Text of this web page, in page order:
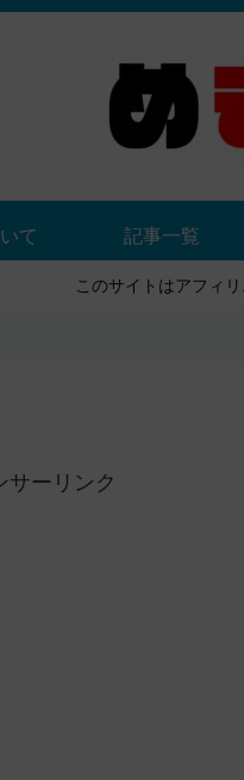
て 記事一覧
このサイトはアフィ
サーリンク